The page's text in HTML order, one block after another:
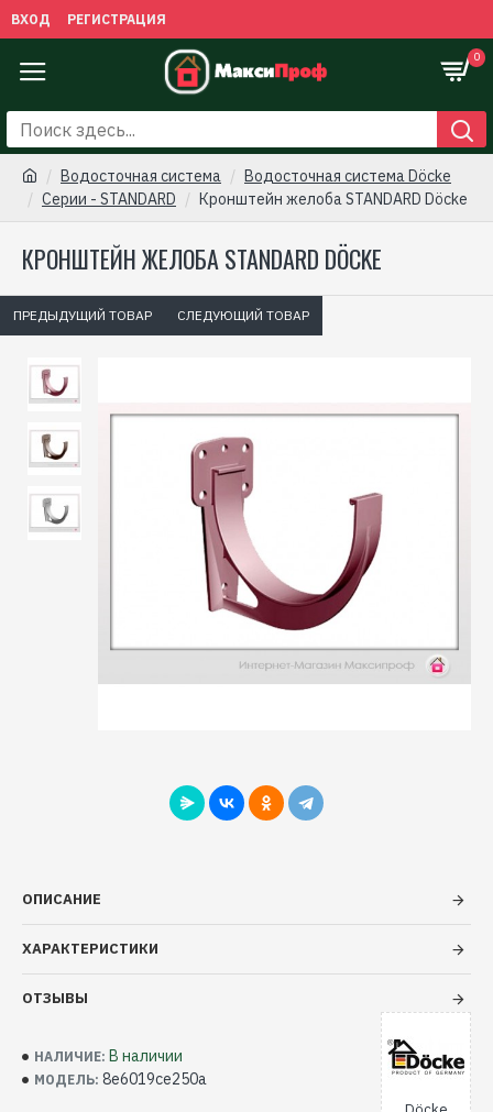
ВХОД РЕГИСТРАЦИЯ
0
Водосточная сиcтема
Водосточная система Döcke
Серии - STANDARD
Кронштейн желоба STANDARD Döcke
КРОНШТЕЙН ЖЕЛОБА STANDARD DÖCKE
ПРЕДЫДУЩИЙ ТОВАР СЛЕДУЮЩИЙ ТОВАР
ОПИСАНИЕ
ХАРАКТЕРИСТИКИ
ОТЗЫВЫ
НАЛИЧИЕ: В наличии
МОДЕЛЬ: 8e6019ce250a